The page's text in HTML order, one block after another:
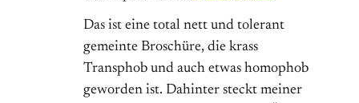
Das ist eine total nett und tolerant
gemeinte Broschüre, die krass
Transphob und auch etwas homophob
geworden ist. Dahinter steckt meiner